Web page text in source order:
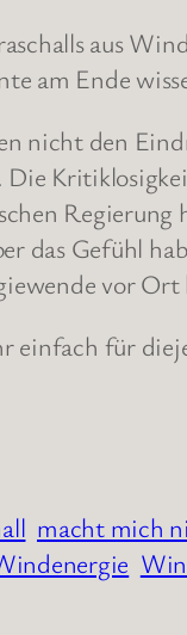
aus
am Ende
nicht den
das Gefühl
vor Ort
einfach für
macht mich